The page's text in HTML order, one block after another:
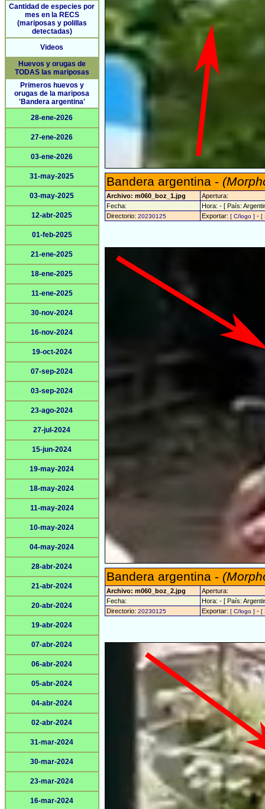
Cantidad de especies por
mes en la RECS
(mariposas y polillas
detectadas)
Videos
Huevos y orugas de
TODAS las mariposas
Primeros huevos y
orugas de la mariposa
'Bandera argentina'
28-ene-2026
27-ene-2026
03-ene-2026
31-may-2025
03-may-2025
12-abr-2025
01-feb-2025
21-ene-2025
18-ene-2025
11-ene-2025
30-nov-2024
16-nov-2024
19-oct-2024
07-sep-2024
03-sep-2024
23-ago-2024
27-jul-2024
15-jun-2024
19-may-2024
18-may-2024
11-may-2024
10-may-2024
04-may-2024
28-abr-2024
21-abr-2024
20-abr-2024
19-abr-2024
07-abr-2024
06-abr-2024
05-abr-2024
04-abr-2024
02-abr-2024
31-mar-2024
30-mar-2024
23-mar-2024
16-mar-2024
Bandera argentina -
Archivo: m060_boz_1.jpg
Apertura:
Fecha:
Hora: - [ País:
Directorio: 20230125 Exportar: [ C/logo ] - [
Bandera argentina -
Archivo: m060_boz_2.jpg
Apertura:
Fecha:
Hora: - [ País:
Directorio: 20230125 Exportar: [ C/logo ] - [